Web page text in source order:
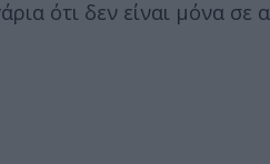
ότι δεν είναι μόνα σε